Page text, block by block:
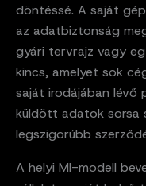
döntéssé. A saját
az adatbiztonság
gyári tervrajz vagy
kincs, amelyet sok
saját irodájában lévő
küldött adatok sorsa
legszigorúbb
A helyi MI-modell